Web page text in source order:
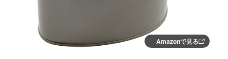
Amazonで見る